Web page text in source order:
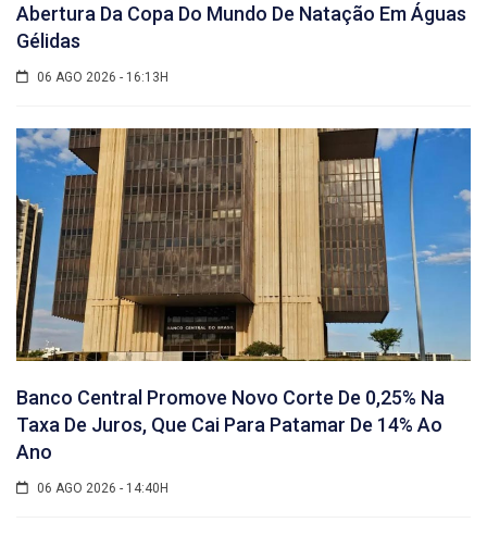
Abertura Da Copa Do Mundo De Natação Em Águas
Gélidas
06 AGO 2026 - 16:13H
Banco Central Promove Novo Corte De 0,25% Na
Taxa De Juros, Que Cai Para Patamar De 14% Ao
Ano
06 AGO 2026 - 14:40H